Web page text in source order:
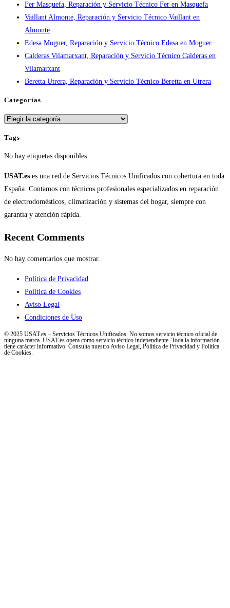
en
España
Fer Masquefa, Reparación y Servicio Técnico Fer en Masquefa
Vaillant Almonte, Reparación y Servicio Técnico Vaillant en
Almonte
Edesa Moguer, Reparación y Servicio Técnico Edesa en Moguer
Calderas Vilamarxant, Reparación y Servicio Técnico Calderas en
Vilamarxant
Beretta Utrera, Reparación y Servicio Técnico Beretta en Utrera
Categorías
Categorías
Tags
No hay etiquetas disponibles.
USAT.es es una red de Servicios Técnicos Unificados con cobertura en toda
España. Contamos con técnicos profesionales especializados en reparación
de electrodomésticos, climatización y sistemas del hogar, siempre con
garantía y atención rápida.
Recent Comments
No hay comentarios que mostrar.
Política de Privacidad
Política de Cookies
Aviso Legal
Condiciones de Uso
© 2025 USAT.es – Servicios Técnicos Unificados. No somos servicio técnico oficial de
ninguna marca. USAT.es opera como servicio técnico independiente. Toda la información
tiene carácter informativo. Consulta nuestro Aviso Legal, Política de Privacidad y Política
de Cookies.